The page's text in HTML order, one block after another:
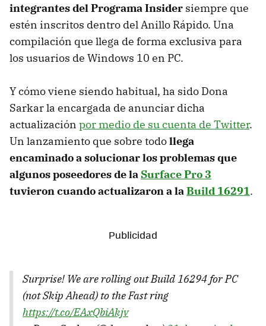
integrantes del Programa Insider siempre que
estén inscritos dentro del Anillo Rápido. Una
compilación que llega de forma exclusiva para
los usuarios de Windows 10 en PC.
Y cómo viene siendo habitual, ha sido Dona
Sarkar la encargada de anunciar dicha
actualización por medio de su cuenta de Twitter.
Un lanzamiento que sobre todollega
encaminado a solucionar los problemas que
algunos poseedores de la Surface Pro 3
tuvieron cuando actualizaron a laBuild 16291.
Surprise! We are rolling out Build 16294 for PC
(not Skip Ahead) to the Fast ring
https://t.co/EAxQbiAkjv